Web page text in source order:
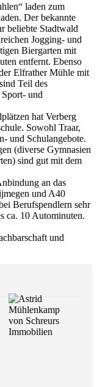
laden zum
Der bekannte
beliebte Stadtwald
Jogging- und
Biergarten mit
entfernt. Ebenso
Elfrather Mühle mit
Teil des
und
hat Verberg
Sowohl Traar,
und Schulangebote.
(diverse Gymnasien
sind gut mit dem
an das
und A40
Berufspendlern sehr
ca. 10 Autominuten.
und